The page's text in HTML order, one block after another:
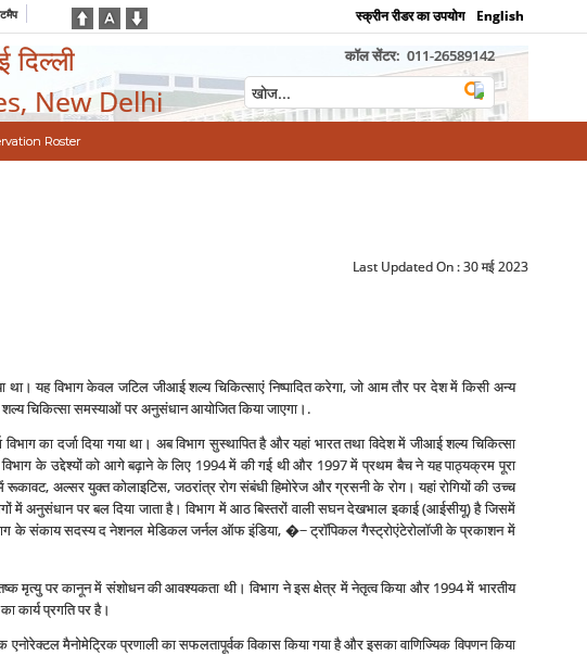
स्क्रीन रीडर का उपयोग English
दिल्ली
New Delhi
कॉल सेंटर: 011-26589142
Roster
Last Updated On :30 मई 2023
था। यह विभाग केवल जटिल जीआई शल्‍य चिकित्‍साएं निष्‍पादित करेगा, जो आम तौर पर देश में किसी अन्‍य
चिकित्‍सा समस्‍याओं पर अनुसंधान आयोजित किया जाएगा।.
का दर्जा दिया गया था। अब विभाग सुस्‍थापित है और यहां भारत तथा विदेश में जीआई शल्‍य चिकित्‍सा
के उद्देश्‍यों को आगे बढ़ाने के लिए 1994 में की गई थी और 1997 में प्रथम बैच ने यह पाठ्यक्रम पूरा
रूकावट, अल्‍सर युक्‍त कोलाइटिस, जठरांत्र रोग संबंधी हिमोरेज और ग्रसनी के रोग। यहां रोगियों की उच्‍च
में अनुसंधान पर बल दिया जाता है। विभाग में आठ बिस्‍तरों वाली सघन देखभाल इकाई (आईसीयू) है जिसमें
के संकाय सदस्‍य द नेशनल मेडिकल जर्नल ऑफ इंडिया, �~ ट्रॉपिकल गैस्‍ट्रोएंटेरोलॉजी के प्रकाशन में
मृत्‍यु पर कानून में संशोधन की आवश्‍यकता थी। विभाग ने इस क्षेत्र में नेतृत्‍व किया और 1994 में भारतीय
कार्य प्रगति पर है।
मैनोमेट्रिक प्रणाली का सफलतापूर्वक विकास किया गया है और इसका वाणिज्यिक विपणन किया